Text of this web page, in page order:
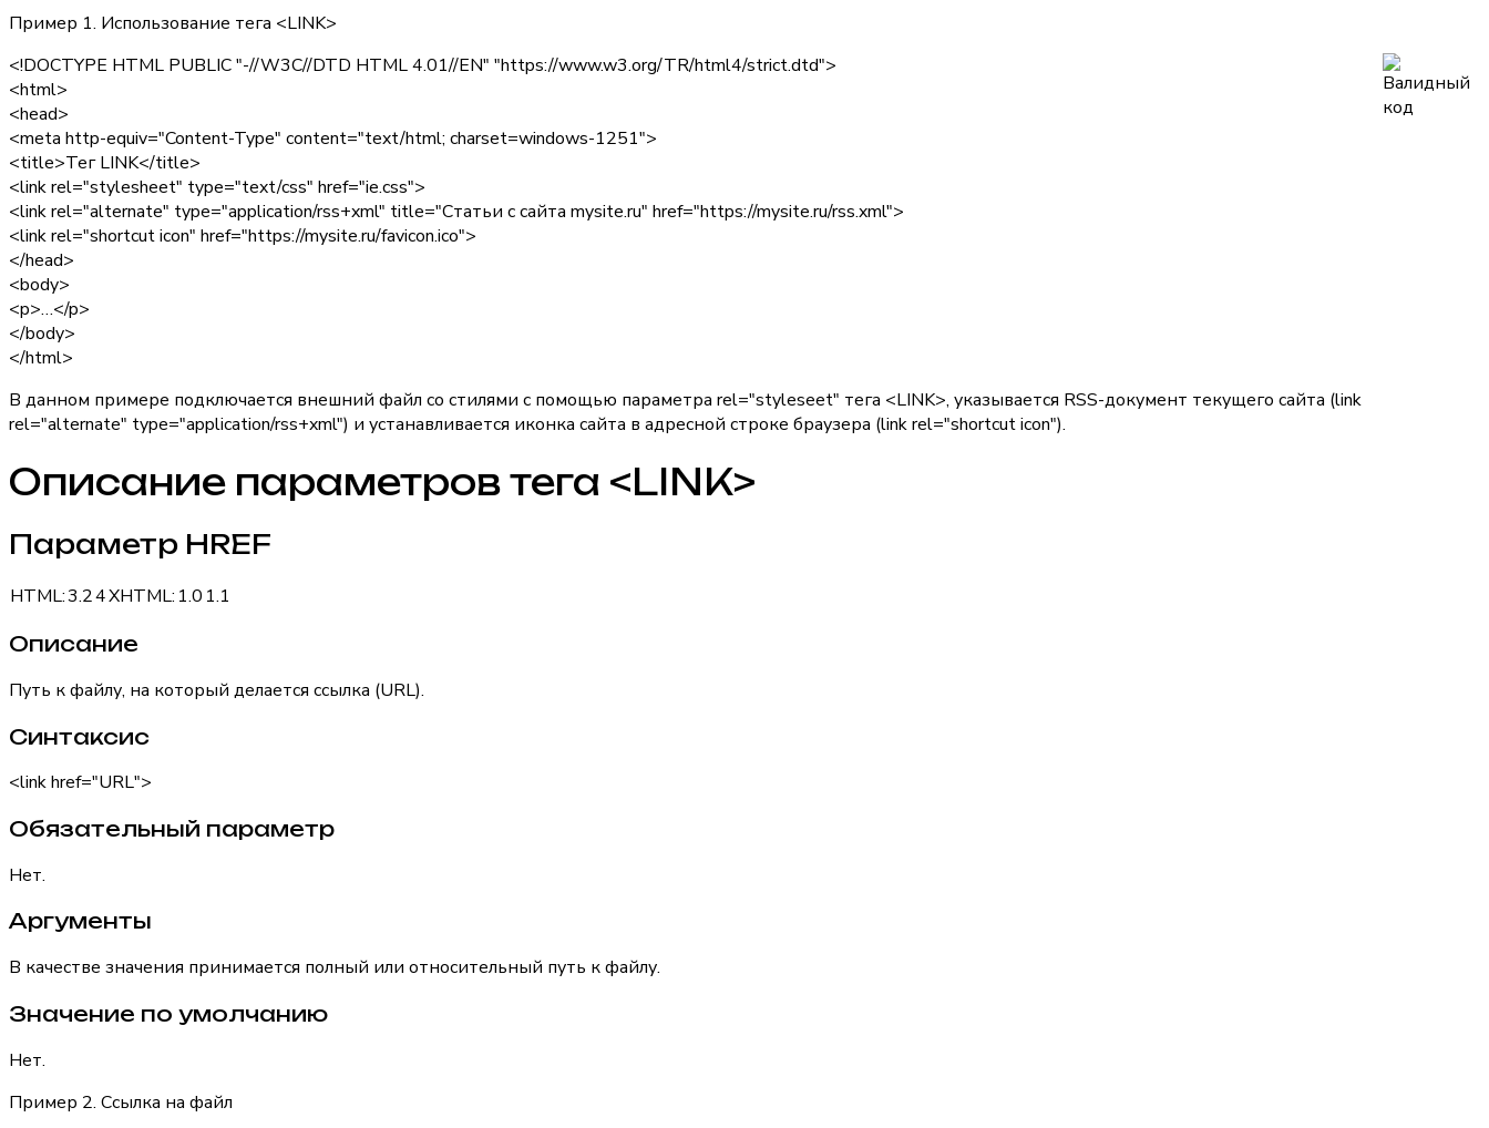
Пример 1. Использование тега <LINK>
<!DOCTYPE HTML PUBLIC "-//W3C//DTD HTML 4.01//EN" "https://www.w3.org/TR/html4/strict.dtd">
<html>
<head>
<meta http-equiv="Content-Type" content="text/html; charset=windows-1251">
<title>Тег LINK</title>
<link rel="stylesheet" type="text/css" href="ie.css">
<link rel="alternate" type="application/rss+xml" title="Статьи с сайта mysite.ru" href="https://mysite.ru/rss.xml">
<link rel="shortcut icon" href="https://mysite.ru/favicon.ico">
</head>
<body>
<p>…</p>
</body>
</html>
В данном примере подключается внешний файл со стилями с помощью параметра rel="styleseet" тега <LINK>, указывается RSS-документ текущего сайта (link
rel="alternate" type="application/rss+xml") и устанавливается иконка сайта в адресной строке браузера (link rel="shortcut icon").
Описание параметров тега <LINK>
Параметр HREF
HTML:3.24XHTML: 1.0 1.1
Описание
Путь к файлу, на который делается ссылка (URL).
Синтаксис
<link href="URL">
Обязательный параметр
Нет.
Аргументы
В качестве значения принимается полный или относительный путь к файлу.
Значение по умолчанию
Нет.
Пример 2. Ссылка на файл